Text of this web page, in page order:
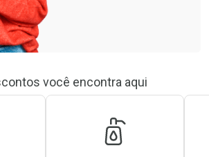
você encontra aqui